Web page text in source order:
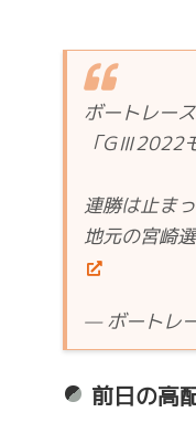
ボートレー
「GⅢ2022
連勝は止ま
地元の宮崎
— ボートレ
前日の高